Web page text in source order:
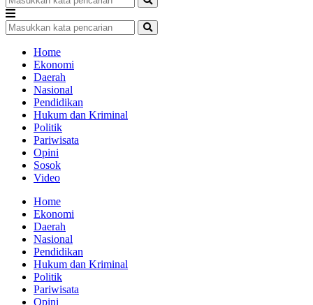
Home
Ekonomi
Daerah
Nasional
Pendidikan
Hukum dan Kriminal
Politik
Pariwisata
Opini
Sosok
Video
Home
Ekonomi
Daerah
Nasional
Pendidikan
Hukum dan Kriminal
Politik
Pariwisata
Opini